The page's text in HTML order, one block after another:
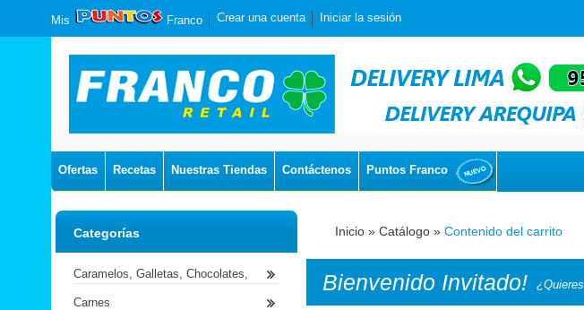
Mis Franco Crear una cuenta Iniciar la sesión
Ofertas Recetas Nuestras Tiendas Contáctenos Puntos Franco
Inicio » Catálogo » Contenido del carrito
Bienvenido Invitado! ¿Quieres
Categorías
Caramelos, Galletas, Chocolates,
Carnes